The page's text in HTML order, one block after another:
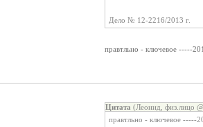
Дело № 12-2216/2013 г.
правтльно - ключевое -----
Цитата (Леонид, физ.лицо
правтльно - ключевое -----